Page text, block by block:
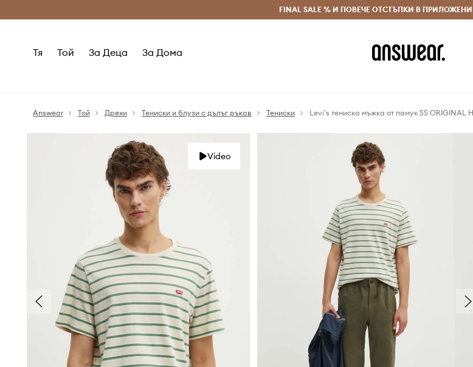
Безплатни доставка и връщане за поръчки над 70 EUR Доставка
FINAL SALE % И ПОВЕЧЕ ОТСТЪПКИ В
Тя Той За Деца За Дома
Answear Той Дрехи Тениски и блузи с дълъг ръкав Тениски Levi's тениска мъжка от памук SS ORIGINAL
Video